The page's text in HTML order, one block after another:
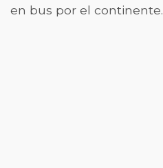
en bus por el continente.